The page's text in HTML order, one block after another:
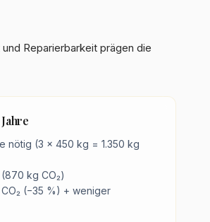
Reparierbarkeit prägen die
nötig (3 × 450 kg = 1.350 kg
(870 kg CO₂)
(−35 %) + weniger